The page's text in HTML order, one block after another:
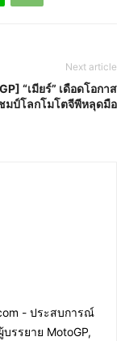
Next article
“เมียร์” เดือดโอกาส
มป์โลกโมโตจีพีหลุดมือ
- ประสบการณ์
รรยาย MotoGP,